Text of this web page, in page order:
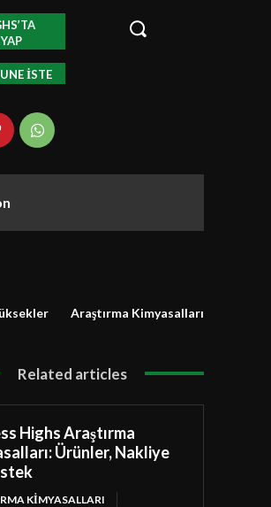
ISTE
Araştırma Kimyasalları
Related articles
Highs Araştırma
Ürünler, Nakliye
KIMYASALLARI